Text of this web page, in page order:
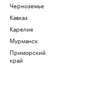
Черноземье
Кавказ
Карелия
Мурманск
Приморский
край